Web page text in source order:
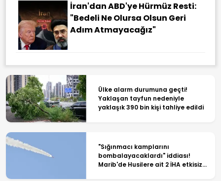
İran'dan ABD'ye Hürmüz Resti:
"Bedeli Ne Olursa Olsun Geri
Adım Atmayacağız"
Ülke alarm durumuna geçti!
Yaklaşan tayfun nedeniyle
yaklaşık 390 bin kişi tahliye edildi
"Sığınmacı kamplarını
bombalayacaklardı" iddiası!
Marib'de Husilere ait 2 İHA etkisiz